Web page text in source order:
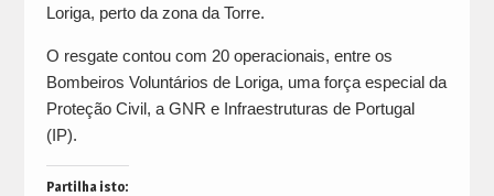
Loriga, perto da zona da Torre.
O resgate contou com 20 operacionais, entre os
Bombeiros Voluntários de Loriga, uma força especial da
Proteção Civil, a GNR e Infraestruturas de Portugal
(IP).
Partilha isto: